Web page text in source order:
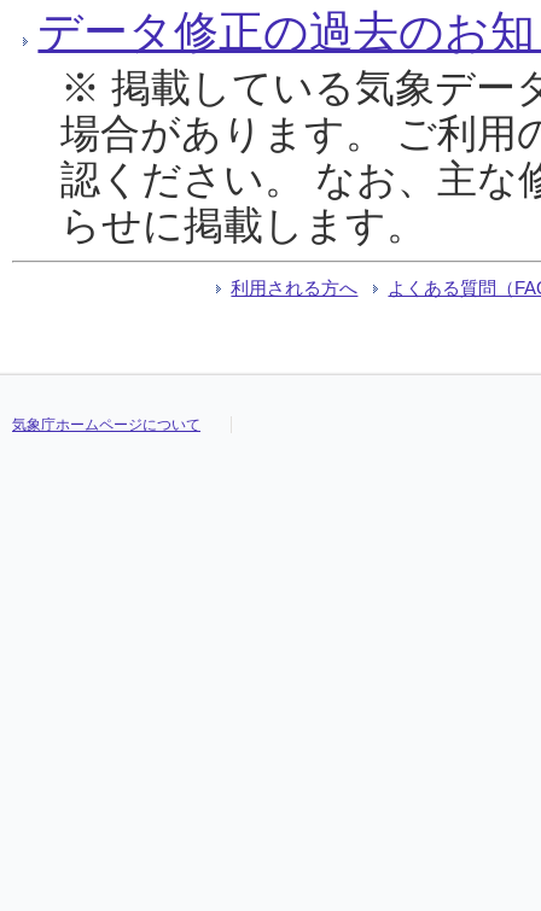
データ修正の過去のお
※ 掲載している気象デー
場合があります。 ご利用
認ください。 なお、主な
らせに掲載します。
利用される方へ よくある質問（
気象庁ホームページについて